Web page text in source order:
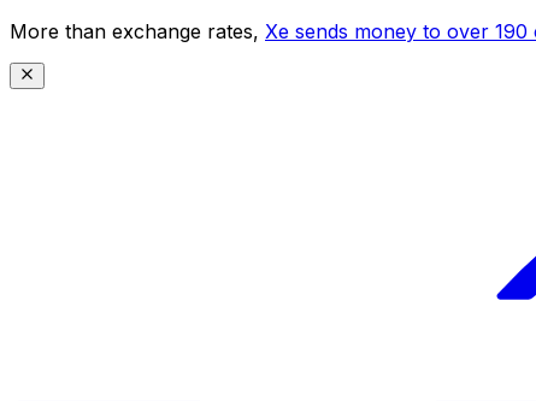
More than exchange rates, Xe sends money to over